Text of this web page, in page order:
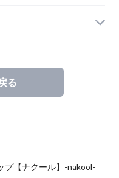
る
プ【ナクール】-nakool-